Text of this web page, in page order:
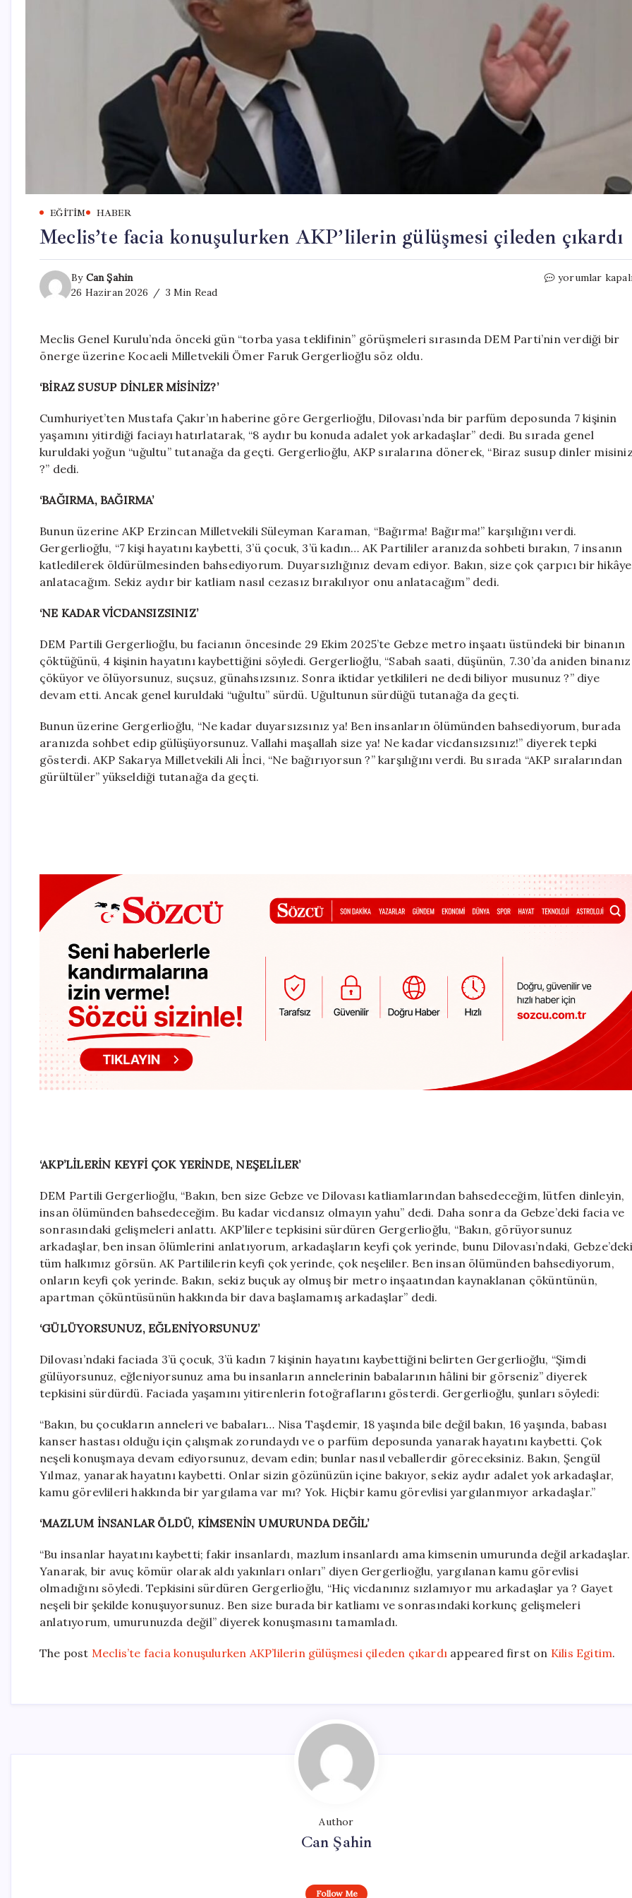
EĞITIM HABER
Meclis’te facia konuşulurken AKP’lilerin gülüşmesi çileden çıkardı
By Can Şahin
26 Haziran 2026
3 Min Read
Meclis’te
gülüşmesi
yorumlar
Meclis Genel Kurulu’nda önceki gün “torba yasa teklifinin” görüşmeleri sırasında DEM Parti’nin verdiği bir
önerge üzerine Kocaeli Milletvekili Ömer Faruk Gergerlioğlu söz oldu.
‘BİRAZ SUSUP DİNLER MİSİNİZ?’
Cumhuriyet’ten Mustafa Çakır’ın haberine göre Gergerlioğlu, Dilovası’nda bir parfüm deposunda 7 kişinin
yaşamını yitirdiği faciayı hatırlatarak, “8 aydır bu konuda adalet yok arkadaşlar” dedi. Bu sırada genel
kuruldaki yoğun “uğultu” tutanağa da geçti. Gergerlioğlu, AKP sıralarına dönerek, “Biraz susup dinler
?” dedi.
‘BAĞIRMA, BAĞIRMA’
Bunun üzerine AKP Erzincan Milletvekili Süleyman Karaman, “Bağırma! Bağırma!” karşılığını verdi.
Gergerlioğlu, “7 kişi hayatını kaybetti, 3’ü çocuk, 3’ü kadın… AK Partililer aranızda sohbeti bırakın, 7 insanın
katledilerek öldürülmesinden bahsediyorum. Duyarsızlığınız devam ediyor. Bakın, size çok çarpıcı bir hikâye
anlatacağım. Sekiz aydır bir katliam nasıl cezasız bırakılıyor onu anlatacağım” dedi.
‘NE KADAR VİCDANSIZSINIZ’
DEM Partili Gergerlioğlu, bu facianın öncesinde 29 Ekim 2025’te Gebze metro inşaatı üstündeki bir binanın
çöktüğünü, 4 kişinin hayatını kaybettiğini söyledi. Gergerlioğlu, “Sabah saati, düşünün, 7.30’da aniden binanız
çöküyor ve ölüyorsunuz, suçsuz, günahsızsınız. Sonra iktidar yetkilileri ne dedi biliyor musunuz ?” diye
devam etti. Ancak genel kuruldaki “uğultu” sürdü. Uğultunun sürdüğü tutanağa da geçti.
Bunun üzerine Gergerlioğlu, “Ne kadar duyarsızsınız ya! Ben insanların ölümünden bahsediyorum, burada
aranızda sohbet edip gülüşüyorsunuz. Vallahi maşallah size ya! Ne kadar vicdansızsınız!” diyerek tepki
gösterdi. AKP Sakarya Milletvekili Ali İnci, “Ne bağırıyorsun ?” karşılığını verdi. Bu sırada “AKP sıralarından
gürültüler” yükseldiği tutanağa da geçti.
‘AKP’LİLERİN KEYFİ ÇOK YERİNDE, NEŞELİLER’
DEM Partili Gergerlioğlu, “Bakın, ben size Gebze ve Dilovası katliamlarından bahsedeceğim, lütfen dinleyin,
insan ölümünden bahsedeceğim. Bu kadar vicdansız olmayın yahu” dedi. Daha sonra da Gebze’deki facia ve
sonrasındaki gelişmeleri anlattı. AKP’lilere tepkisini sürdüren Gergerlioğlu, “Bakın, görüyorsunuz
arkadaşlar, ben insan ölümlerini anlatıyorum, arkadaşların keyfi çok yerinde, bunu Dilovası’ndaki, Gebze’deki
tüm halkımız görsün. AK Partililerin keyfi çok yerinde, çok neşeliler. Ben insan ölümünden bahsediyorum,
onların keyfi çok yerinde. Bakın, sekiz buçuk ay olmuş bir metro inşaatından kaynaklanan çöküntünün,
apartman çöküntüsünün hakkında bir dava başlamamış arkadaşlar” dedi.
‘GÜLÜYORSUNUZ, EĞLENİYORSUNUZ’
Dilovası’ndaki faciada 3’ü çocuk, 3’ü kadın 7 kişinin hayatını kaybettiğini belirten Gergerlioğlu, “Şimdi
gülüyorsunuz, eğleniyorsunuz ama bu insanların annelerinin babalarının hâlini bir görseniz” diyerek
tepkisini sürdürdü. Faciada yaşamını yitirenlerin fotoğraflarını gösterdi. Gergerlioğlu, şunları söyledi:
“Bakın, bu çocukların anneleri ve babaları… Nisa Taşdemir, 18 yaşında bile değil bakın, 16 yaşında, babası
kanser hastası olduğu için çalışmak zorundaydı ve o parfüm deposunda yanarak hayatını kaybetti. Çok
neşeli konuşmaya devam ediyorsunuz, devam edin; bunlar nasıl veballerdir göreceksiniz. Bakın, Şengül
Yılmaz, yanarak hayatını kaybetti. Onlar sizin gözünüzün içine bakıyor, sekiz aydır adalet yok arkadaşlar,
kamu görevlileri hakkında bir yargılama var mı? Yok. Hiçbir kamu görevlisi yargılanmıyor arkadaşlar.”
‘MAZLUM İNSANLAR ÖLDÜ, KİMSENİN UMURUNDA DEĞİL’
“Bu insanlar hayatını kaybetti; fakir insanlardı, mazlum insanlardı ama kimsenin umurunda değil arkadaşlar.
Yanarak, bir avuç kömür olarak aldı yakınları onları” diyen Gergerlioğlu, yargılanan kamu görevlisi
olmadığını söyledi. Tepkisini sürdüren Gergerlioğlu, “Hiç vicdanınız sızlamıyor mu arkadaşlar ya ? Gayet
neşeli bir şekilde konuşuyorsunuz. Ben size burada bir katliamı ve sonrasındaki korkunç gelişmeleri
anlatıyorum, umurunuzda değil” diyerek konuşmasını tamamladı.
The post Meclis’te facia konuşulurken AKP’lilerin gülüşmesi çileden çıkardı appeared first on Kilis Egitim.
Author
Can Şahin
Follow Me